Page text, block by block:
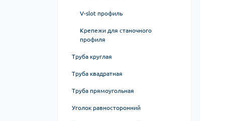
V-slot профиль
Крепежи для станочного
профиля
Труба круглая
Труба квадратная
Труба прямоугольная
Уголок равносторонний